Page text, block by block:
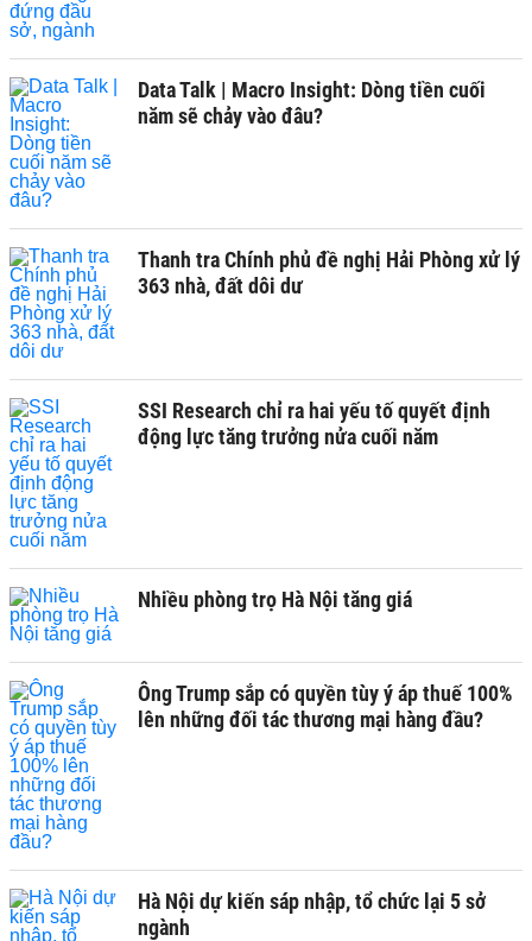
Data Talk | Macro Insight: Dòng tiền cuối
năm sẽ chảy vào đâu?
Thanh tra Chính phủ đề nghị Hải Phòng xử lý
363 nhà, đất dôi dư
SSI Research chỉ ra hai yếu tố quyết định
động lực tăng trưởng nửa cuối năm
Nhiều phòng trọ Hà Nội tăng giá
Ông Trump sắp có quyền tùy ý áp thuế 100%
lên những đối tác thương mại hàng đầu?
Hà Nội dự kiến sáp nhập, tổ chức lại 5 sở
ngành